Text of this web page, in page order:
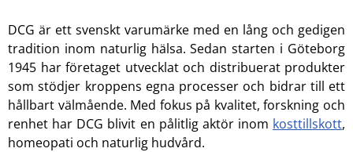
DCG är ett svenskt varumärke med en lång och gedigen
tradition inom naturlig hälsa. Sedan starten i Göteborg
1945 har företaget utvecklat och distribuerat produkter
som stödjer kroppens egna processer och bidrar till ett
hållbart välmående. Med fokus på kvalitet, forskning och
renhet har DCG blivit en pålitlig aktör inom kosttillskott,
homeopati och naturlig hudvård.